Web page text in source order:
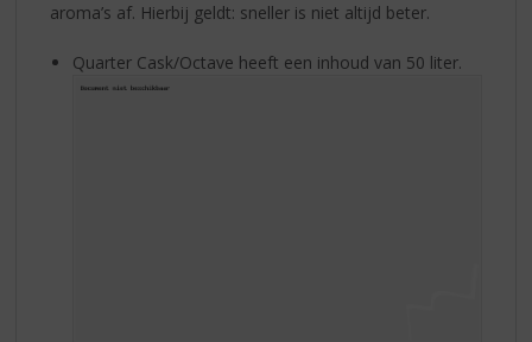
aroma’s af. Hierbij geldt: sneller is niet altijd beter.
Quarter Cask/Octave heeft een inhoud van 50 liter.